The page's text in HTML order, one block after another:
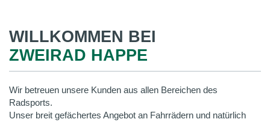
WILLKOMMEN BEI
ZWEIRAD HAPPE
Wir betreuen unsere Kunden aus allen Bereichen des
Radsports.
Unser breit gefächertes Angebot an Fahrrädern und natürlich